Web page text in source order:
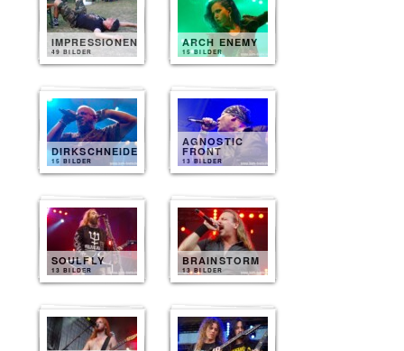
IMPRESSIONEN
49 BILDER
ARCH ENEMY
15 BILDER
DIRKSCHNEIDER
15 BILDER
AGNOSTIC
FRONT
13 BILDER
SOULFLY
13 BILDER
BRAINSTORM
13 BILDER